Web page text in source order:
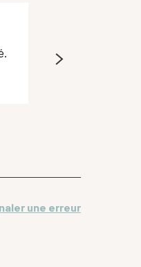
Sauts sur
une erreur